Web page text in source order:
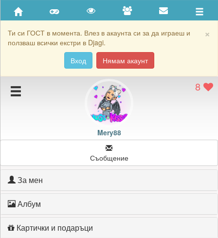
×
Ти си ГОСТ в момента. Влез в акаунта си за да играеш и
ползваш всички екстри в Djagi.
Вход
Нямам акаунт
Приятели
Хронология на игри
Подаръците на Mery88 8
Mery88
Съобщение
За мен
Албум
Картички и подаръци